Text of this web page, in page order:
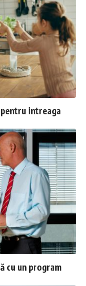
intreaga
cu un program